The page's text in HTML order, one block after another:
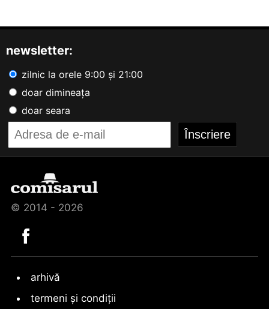
newsletter:
zilnic la orele 9:00 și 21:00
doar dimineața
doar seara
© 2014 - 2026
arhivă
termeni și condiții